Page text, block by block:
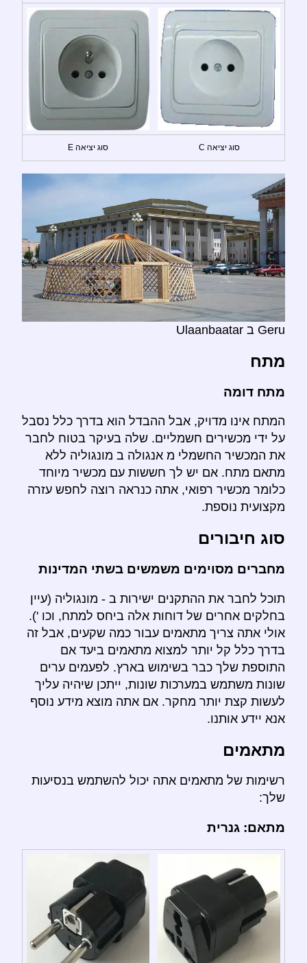
סוג יציאה C סוג יציאה E
Geru ב Ulaanbaatar
מתח
מתח דומה
המתח אינו מדויק, אבל ההבדל הוא בדרך כלל נסבל
על ידי מכשירים חשמליים. שלה בעיקר בטוח לחבר
את המכשיר החשמלי מ אנגולה ב מונגוליה ללא
מתאם מתח. אם יש לך חששות עם מכשיר מיוחד
כלומר מכשיר רפואי, אתה כנראה רוצה לחפש עזרה
מקצועית נוספת.
סוג חיבורים
מחברים מסוימים משמשים בשתי המדינות
תוכל לחבר את ההתקנים ישירות ב - מונגוליה (עיין
בחלקים אחרים של דוחות אלה ביחס למתח, וכו ').
אולי אתה צריך מתאמים עבור כמה שקעים, אבל זה
בדרך כלל קל יותר למצוא מתאמים ביעד אם
התוספת שלך כבר בשימוש בארץ. לפעמים ערים
שונות משתמש במערכות שונות, ייתכן שיהיה עליך
לעשות קצת יותר מחקר. אם אתה מוצא מידע נוסף
אנא יידע אותנו.
מתאמים
רשימות של מתאמים אתה יכול להשתמש בנסיעות
שלך:
מתאם: גנרית